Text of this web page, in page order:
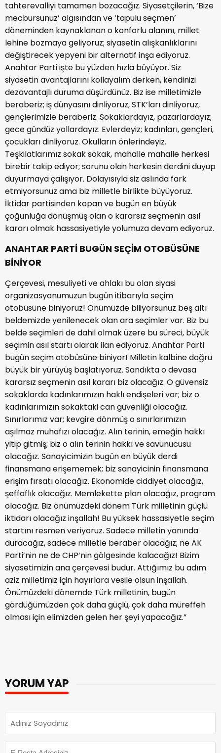
tahterevalliyi tamamen bozacağız. Siyasetçilerin, ‘Bize
mecbursunuz’ algısından ve ‘tapulu seçmen’
döneminden kaynaklanan o konforlu alanını, millet
lehine bozmaya geliyoruz; siyasetin alışkanlıklarını
değiştirecek yepyeni bir alternatif inşa ediyoruz.
Anahtar Parti işte bu yüzden hızla büyüyor. Siz
siyasetin avantajlarını kollayalım derken, kendinizi
dezavantajlı duruma düşürdünüz. Biz ise milletimizle
beraberiz; iş dünyasını dinliyoruz, STK’ları dinliyoruz,
gençlerimizle beraberiz. Sokaklardayız, pazarlardayız;
gece gündüz yollardayız. Evlerdeyiz; kadınları, gençleri,
çocukları dinliyoruz. Okulların önlerindeyiz.
Teşkilatlarımız sokak sokak, mahalle mahalle herkesi
birebir takip ediyor; sorunu olan herkesin derdini duyup
duyurmaya çalışıyor. Dolayısıyla siz aslında fark
etmiyorsunuz ama biz milletle birlikte büyüyoruz.
İktidar partisinden kopan ve bugün en büyük
çoğunluğa dönüşmüş olan o kararsız seçmenin asıl
kararı olmak hassasiyetiyle yolumuza devam ediyoruz.
ANAHTAR PARTİ BUGÜN SEÇİM OTOBÜSÜNE
BİNİYOR
Çerçevesi, mesuliyeti ve ahlakı bu olan siyasi
organizasyonumuzun bugün itibarıyla seçim
otobüsüne biniyoruz! Önümüzde biliyorsunuz beş altı
beldemizde yenilenecek olan ara seçimler var. Biz bu
belde seçimleri de dahil olmak üzere bu süreci, büyük
seçimin asıl startı olarak ilan ediyoruz. Anahtar Parti
bugün seçim otobüsüne biniyor! Milletin kalbine doğru
büyük bir yürüyüş başlatıyoruz. Sandıkta o devasa
kararsız seçmenin asıl kararı biz olacağız. O güvensiz
sokaklarda kadınlarımızın haklı endişeleri var; biz o
kadınlarımızın sokaktaki can güvenliği olacağız.
Sınırlarımız var; kevgire dönmüş o sınırlarımızın
aşılmaz muhafızı olacağız. Alın terinin, emeğin hakkı
yitip gitmiş; biz o alın terinin hakkı ve savunucusu
olacağız. Sanayicimizin bugün en büyük derdi
finansmana erişememek; biz sanayicinin finansmana
erişim fırsatı olacağız. Ekonomide ciddiyet olacağız,
şeffaflık olacağız. Memlekette plan olacağız, program
olacağız. Biz önümüzdeki dönem Türk milletinin güçlü
iktidarı olacağız inşallah! Bu yüksek hassasiyetle seçim
startını resmen veriyoruz. Sadece milletin yanında
duracağız, sadece milletle beraber olacağız; ne AK
Parti’nin ne de CHP’nin gölgesinde kalacağız! Bizim
siyasetimizin ana çerçevesi budur. Attığımız bu adım
aziz milletimiz için hayırlara vesile olsun inşallah.
Önümüzdeki dönemde Türk milletinin, bugün
gördüğümüzden çok daha güçlü, çok daha müreffeh
olması için elimizden gelen her şeyi yapacağız.”
YORUM YAP